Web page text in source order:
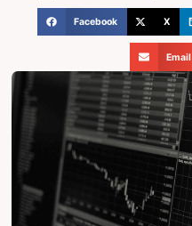
Facebook X
Email